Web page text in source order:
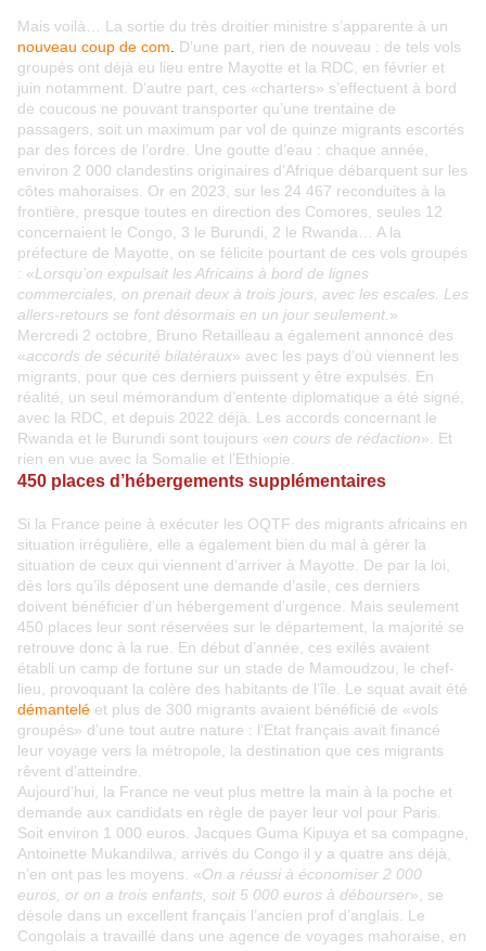
Mais voilà… La sortie du très droitier ministre s’apparente à un
nouveau coup de com
D’une part, rien de nouveau : de tels vols
groupés ont déjà eu lieu entre Mayotte et la RDC, en février et
juin notamment. D’autre part, ces «charters» s’effectuent à bord
de coucous ne pouvant transporter qu’une trentaine de
passagers, soit un maximum par vol de quinze migrants escortés
par des forces de l’ordre. Une goutte d’eau : chaque année,
environ 2 000 clandestins originaires d’Afrique débarquent sur les
côtes mahoraises. Or en 2023, sur les 24 467 reconduites à la
frontière, presque toutes en direction des Comores, seules 12
concernaient le Congo, 3 le Burundi, 2 le Rwanda… A la
préfecture de Mayotte, on se félicite pourtant de ces vols groupés
: «Lorsqu’on expulsait les Africains à bord de lignes
commerciales, on prenait deux à trois jours, avec les escales. Les
allers-retours se font désormais en un jour seulement. »
Mercredi 2 octobre, Bruno Retailleau a également annoncé des
«accords de sécurité bilatéraux» avec les pays d’où viennent les
migrants, pour que ces derniers puissent y être expulsés. En
réalité, un seul mémorandum d’entente diplomatique a été signé,
avec la RDC, et depuis 2022 déjà. Les accords concernant le
Rwanda et le Burundi sont toujours «en cours de rédaction». Et
rien en vue avec la Somalie et l’Ethiopie.
450 places d’hébergements supplémentaires
Si la France peine à exécuter les OQTF des migrants africains en
situation irrégulière, elle a également bien du mal à gérer la
situation de ceux qui viennent d’arriver à Mayotte. De par la loi,
dès lors qu’ils déposent une demande d’asile, ces derniers
doivent bénéficier d’un hébergement d’urgence. Mais seulement
450 places leur sont réservées sur le département, la majorité se
retrouve donc à la rue. En début d’année, ces exilés avaient
établi un camp de fortune sur un stade de Mamoudzou, le chef-
lieu, provoquant la colère des habitants de l’île. Le squat avait été
démantelé et plus de 300 migrants avaient bénéficié de «vols
groupés» d’une tout autre nature : l’Etat français avait financé
leur voyage vers la métropole, la destination que ces migrants
rêvent d’atteindre.
Aujourd’hui, la France ne veut plus mettre la main à la poche et
demande aux candidats en règle de payer leur vol pour Paris.
Soit environ 1 000 euros. Jacques Guma Kipuya et sa compagne,
Antoinette Mukandilwa, arrivés du Congo il y a quatre ans déjà,
n’en ont pas les moyens. «On a réussi à économiser 2 000
euros, or on a trois enfants, soit 5 000 euros à débourser», se
désole dans un excellent français l’ancien prof d’anglais. Le
Congolais a travaillé dans une agence de voyages mahoraise, en